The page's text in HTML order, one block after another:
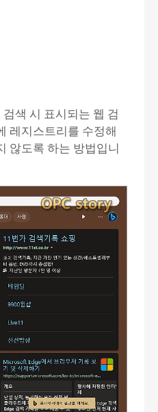
검색 시 표시되는 웹 검
레지스트리를 수정해
않도록 하는 방법입니